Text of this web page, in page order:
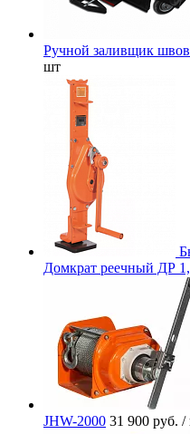
Ручной заливщик
шт
Домкрат реечный ДР
JHW-2000 31 900 руб. /